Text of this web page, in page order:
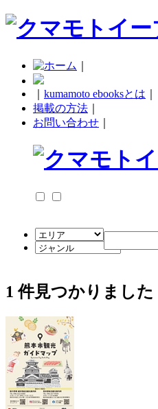
kumamoto ebooksとは
掲載の方法
お問い合わせ
1 件見つかりました